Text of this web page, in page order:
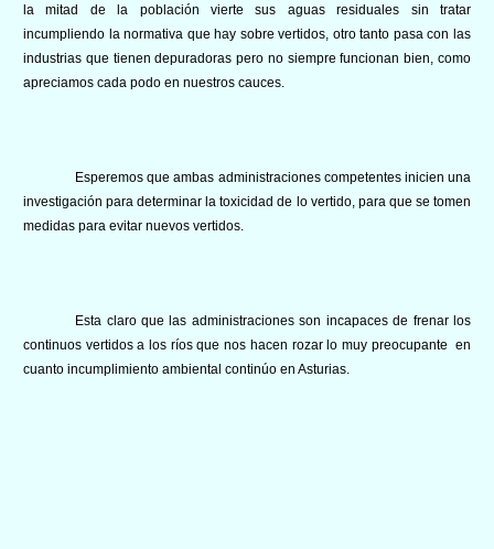
la mitad de la población vierte sus aguas residuales sin tratar
incumpliendo la normativa que hay sobre vertidos, otro tanto pasa con las
industrias que tienen depuradoras pero no siempre funcionan bien, como
apreciamos cada podo en nuestros cauces.
Esperemos que ambas administraciones competentes inicien una
investigación para determinar la toxicidad de lo vertido, para que se tomen
medidas para evitar nuevos vertidos.
Esta claro que las administraciones son incapaces de frenar los
continuos vertidos a los ríos que nos hacen rozar lo muy preocupante en
cuanto incumplimiento ambiental continúo en Asturias.